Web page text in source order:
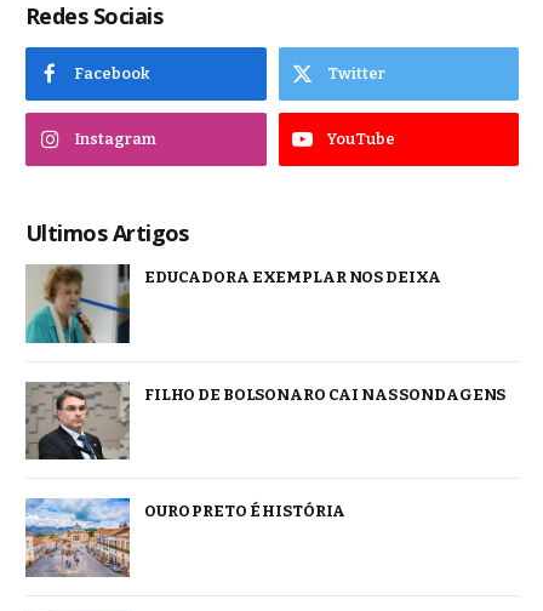
Redes Sociais
Facebook Twitter
Instagram YouTube
Ultimos Artigos
EDUCADORA EXEMPLAR NOS DEIXA
FILHO DE BOLSONARO CAI NAS SONDAGENS
OURO PRETO É HISTÓRIA